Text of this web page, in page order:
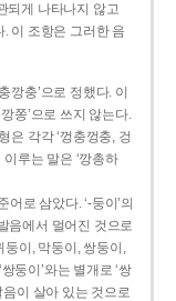
되게 나타나지 않고
이 조항은 그러한 음
깡충’으로 정했다. 이
쫑’으로 쓰지 않는다.
은 각각 ‘껑충껑충, 겅
이루는 말은 ‘깡총하
로 삼았다. ‘-둥이’의
음에서 멀어진 것으로
둥이, 막둥이, 쌍둥이,
둥이’와는 별개로 ‘쌍
음이 살아 있는 것으로